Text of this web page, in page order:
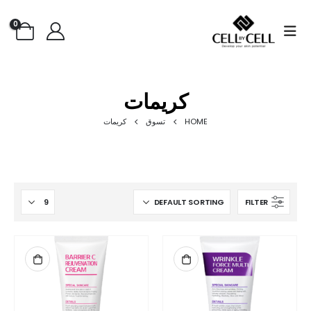
0
كريمات
HOME تسوق كريمات
FILTER